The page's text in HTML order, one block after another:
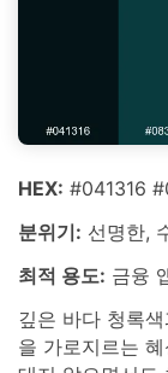
HEX: #041316
분위기: 선명한,
최적 용도: 금융
깊은 바다 청록
을 가로지르는